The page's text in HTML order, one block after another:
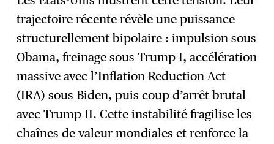
trajectoire récente révèle une puissance
structurellement bipolaire : impulsion sous
Obama, freinage sous Trump I, accélération
massive avec l’Inflation Reduction Act
(IRA) sous Biden, puis coup d’arrêt brutal
avec Trump II. Cette instabilité fragilise les
chaînes de valeur mondiales et renforce la